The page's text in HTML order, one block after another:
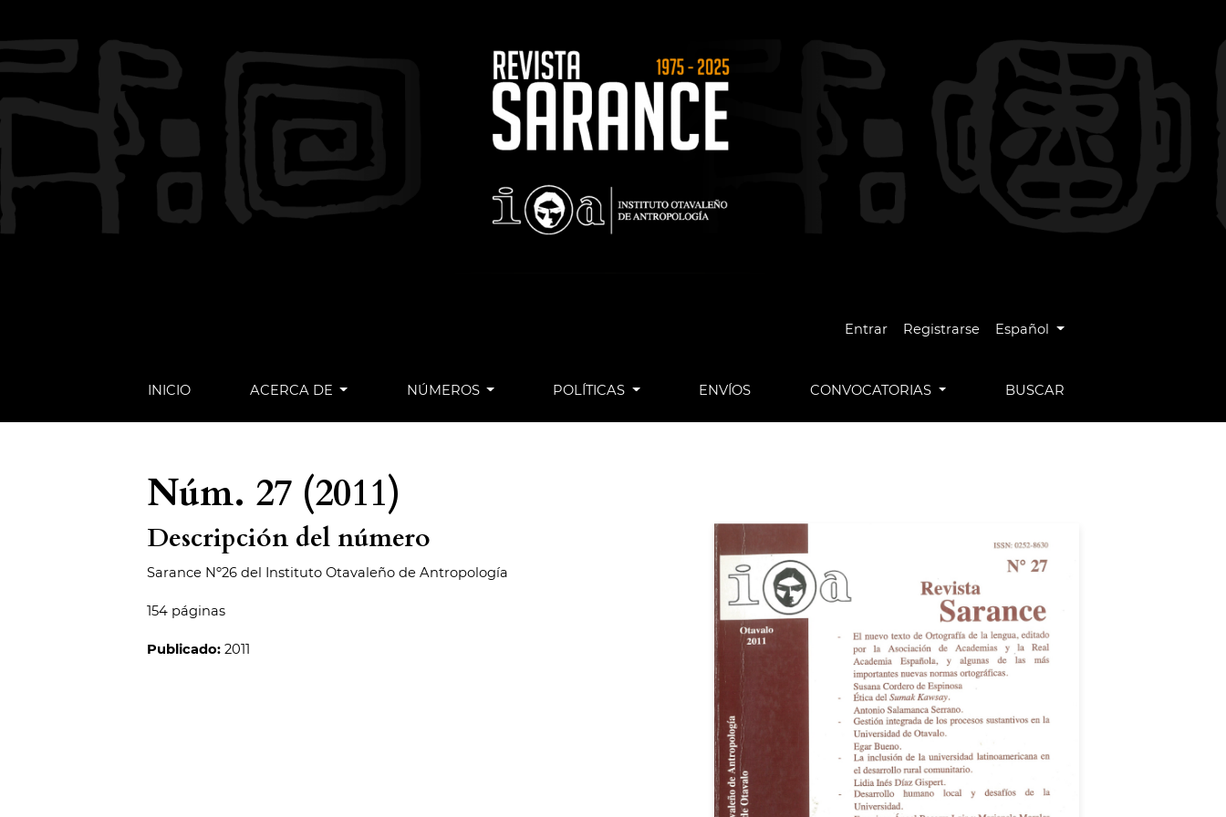
Entrar Registrarse Cambiar el idioma. El idioma actual
Español
INICIO ACERCA DE NÚMEROS POLÍTICAS ENVÍOS CONVOCATORIAS BUSCAR
Núm. 27 (2011)
Descripción del número
Sarance Nº26 del Instituto Otavaleño de Antropología
154 páginas
Publicado: 2011